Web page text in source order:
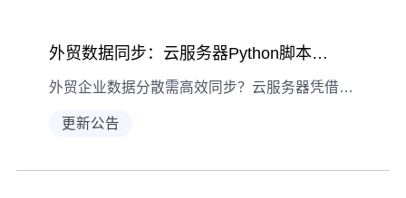
外贸数据同步：云服务器Python脚本编程思路解析
外贸企业数据分散需高效同步？云服务器凭借稳定算力与网络，搭配Python脚本可实现自动化数据整合。本文详解从需求分析到定时监控的全流程实现思路。
更新公告